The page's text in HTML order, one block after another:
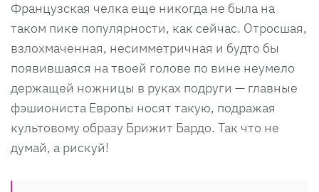
Французская челка еще никогда не была на
таком пике популярности, как сейчас. Отросшая,
взлохмаченная, несимметричная и будто бы
появившаяся на твоей голове по вине неумело
держащей ножницы в руках подруги — главные
фэшиониста Европы носят такую, подражая
культовому образу Брижит Бардо. Так что не
думай, а рискуй!